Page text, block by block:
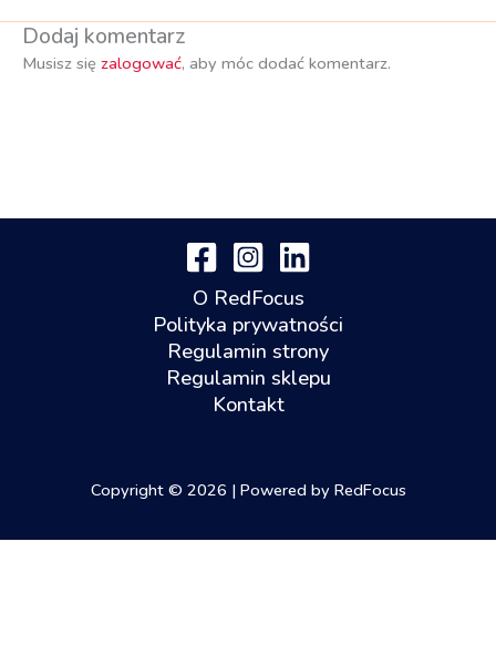
Dodaj komentarz
Musisz się zalogować, aby móc dodać komentarz.
O RedFocus
Polityka prywatności
Regulamin strony
Regulamin sklepu
Kontakt
Copyright © 2026 | Powered by RedFocus